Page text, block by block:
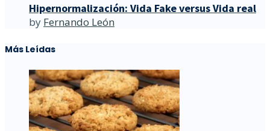
Hipernormalización: Vida Fake versus Vida real
by Fernando León
Más Leídas